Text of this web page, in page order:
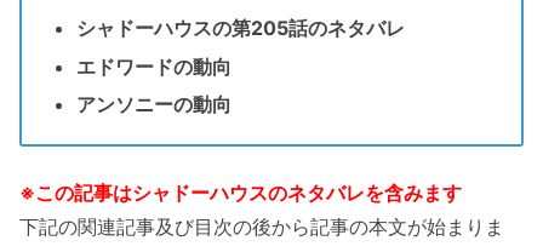
シャドーハウスの第205話のネタバレ
エドワードの動向
アンソニーの動向
※この記事はシャドーハウスのネタバレを含みます
下記の関連記事及び目次の後から記事の本文が始まりま